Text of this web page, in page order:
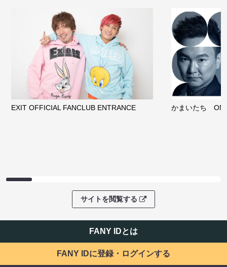
EXIT OFFICIAL FANCLUB ENTRANCE かまいたち
サイトを閲覧する
FANY IDとは
FANY IDに登録・ログインする